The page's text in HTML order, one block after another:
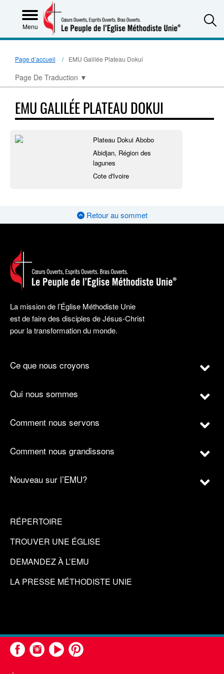
Menu
Page d’accueil EMU Galilée Plateau Dokui
Page De Traduction ▼
EMU GALILÉE PLATEAU DOKUI
Plateau Dokui Abobo
Abidjan, Région des
lagunes
Cote d'Ivoire
Retour au sommet
La mission de l’Église Méthodiste Unie
est de faire des disciples de Jésus-Christ
pour la transformation du monde.
Ce que nous croyons
Qui nous sommes
Comment nous servons
Comment nous grandissons
Nouveau sur l’EMU?
RÉPERTOIRE
TROUVER UNE ÉGLISE
DEMANDEZ À L’EMU
LA PRESSE MÉTHODISTE UNIE